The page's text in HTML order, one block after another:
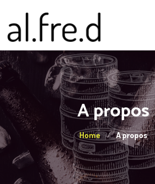
A propos
Home A propos